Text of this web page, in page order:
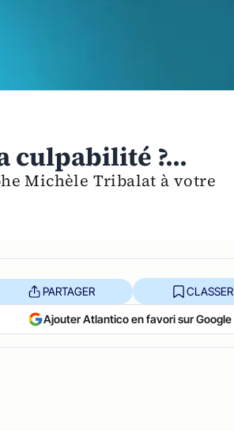
culpabilité ?...
Michèle Tribalat à votre
PARTAGER CLASSER
Ajouter Atlantico en favori sur Google